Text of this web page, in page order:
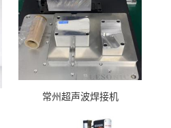
常州超声波焊接机